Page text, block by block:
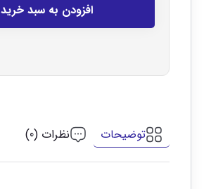
افزودن به سبد خرید
توضیحات نظرات (0)